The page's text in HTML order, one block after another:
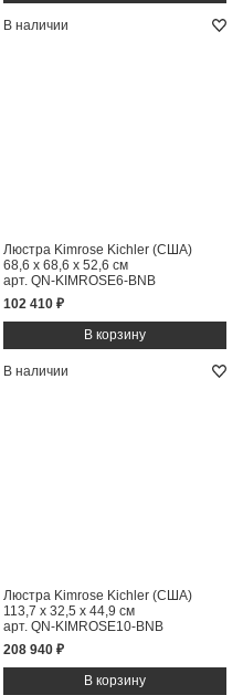
В наличии
Люстра Kimrose Kichler (США)
68,6 x 68,6 x 52,6 см
арт. QN-KIMROSE6-BNB
102 410 ₽
В наличии
Люстра Kimrose Kichler (США)
113,7 x 32,5 x 44,9 см
арт. QN-KIMROSE10-BNB
208 940 ₽